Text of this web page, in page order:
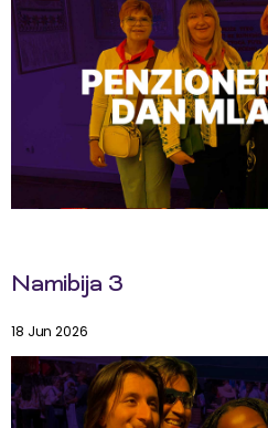
Namibija 3
18 Jun 2026